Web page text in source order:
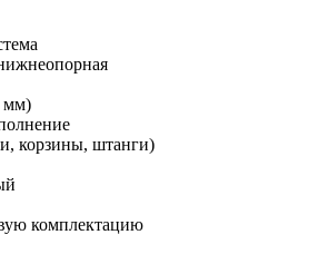
мм)
корзины, штанги)
комплектацию